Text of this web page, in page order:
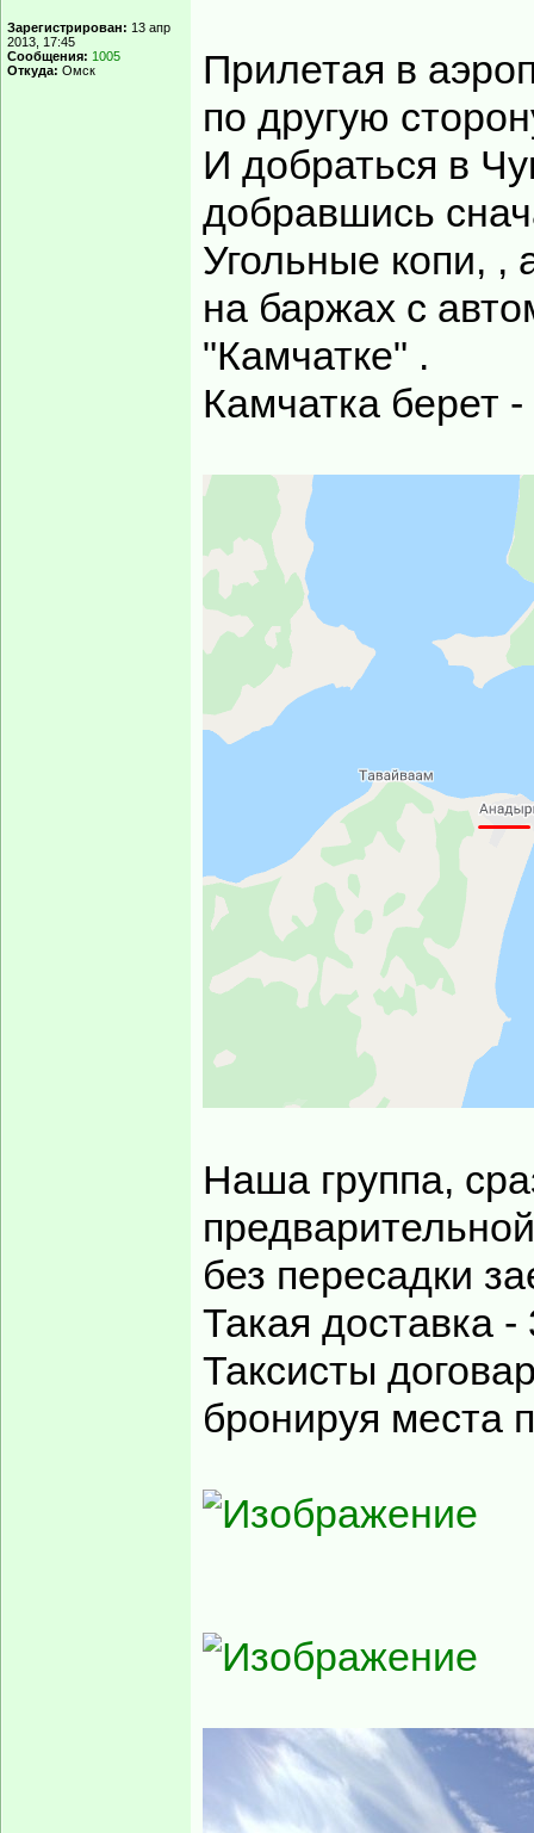
Зарегистрирован: 13 апр
2013, 17:45
Сообщения: 1005
Откуда: Омск
Прилетая в
по другую
И добраться в
добравшись
Угольные копи, ,
на баржах с
"Камчатке" .
Камчатка берет
Наша группа,
без пересадки
Такая доставка
Таксисты
бронируя места